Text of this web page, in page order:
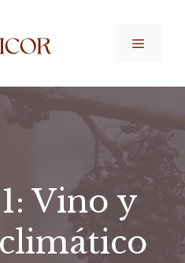
Menú
Vino y